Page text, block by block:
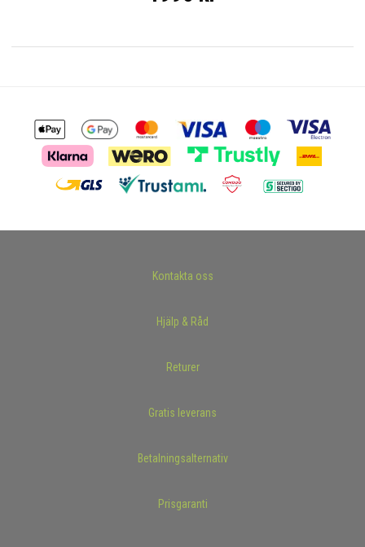
Kontakta oss
Hjälp & Råd
Returer
Gratis leverans
Betalningsalternativ
Prisgaranti